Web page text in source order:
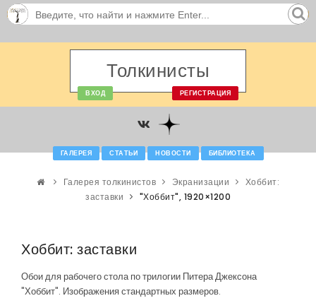
Толкинисты
ВХОД РЕГИСТРАЦИЯ
ГАЛЕРЕЯ СТАТЬИ НОВОСТИ БИБЛИОТЕКА
Галерея толкинистов Экранизации
Хоббит:
заставки
"Хоббит", 1920×1200
Хоббит: заставки
Обои для рабочего стола по трилогии Питера Джексона
"Хоббит". Изображения стандартных размеров.